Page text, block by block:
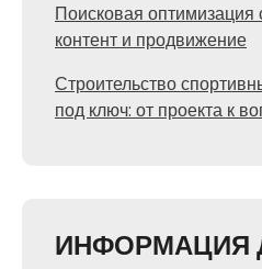
Поисковая оптимизация
контент и продвижение
Строительство
под ключ: от проекта к
ИНФОРМАЦИЯ